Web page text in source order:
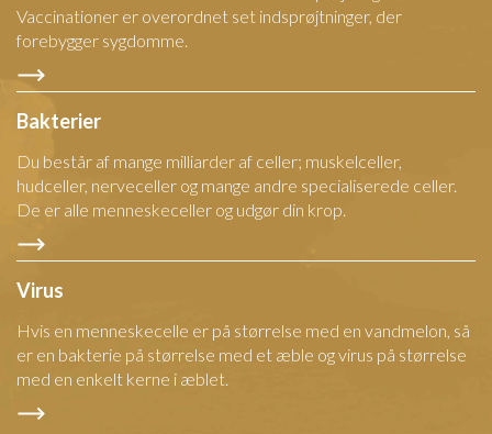
Vaccinationer er overordnet set indsprøjtninger, der
forebygger sygdomme.
Bakterier
Du består af mange milliarder af celler; muskelceller,
hudceller, nerveceller og mange andre specialiserede celler.
De er alle menneskeceller og udgør din krop.
Virus
Hvis en menneskecelle er på størrelse med en vandmelon, så
er en bakterie på størrelse med et æble og virus på størrelse
med en enkelt kerne i æblet.